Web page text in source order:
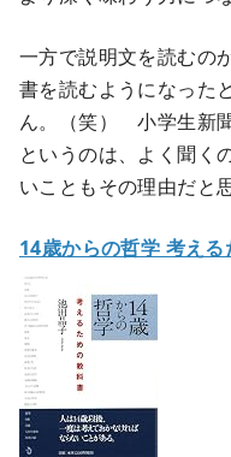
一方で説明文を読むの
書を読むようになった
ん。（笑） 小学生新
というのは、よく聞く
いこともその理由だと
14歳からの哲学 考え